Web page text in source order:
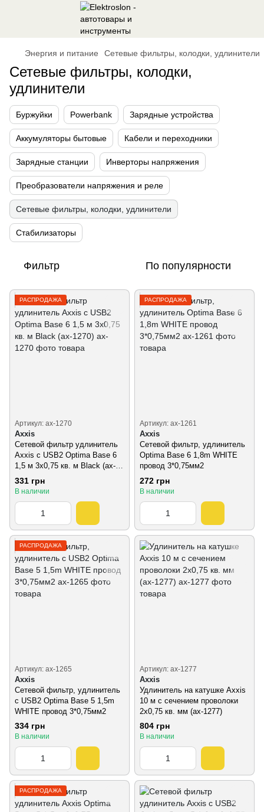
Энергия и питание Сетевые фильтры, колодки, удлинители
Сетевые фильтры, колодки,
удлинители
Буржуйки Powerbank Зарядные устройства
Аккумуляторы бытовые Кабели и переходники
Зарядные станции Инверторы напряжения
Преобразователи напряжения и реле
Сетевые фильтры, колодки, удлинители
Стабилизаторы
Фильтр По популярности
РАСПРОДАЖА
Артикул: ax-1270
Axxis
Сетевой фильтр удлинитель
Axxis с USB2 Optima Base 6
1,5 м 3х0,75 кв. м Black (ax-
1270)
331 грн
В наличии
РАСПРОДАЖА
Артикул: ax-1261
Axxis
Сетевой фильтр, удлинитель
Optima Base 6 1,8m WHITE
провод 3*0,75мм2
272 грн
В наличии
РАСПРОДАЖА
Артикул: ax-1265
Axxis
Сетевой фильтр, удлинитель
с USB2 Optima Base 5 1,5m
WHITE провод 3*0,75мм2
334 грн
В наличии
Артикул: ax-1277
Axxis
Удлинитель на катушке Axxis
10 м с сечением проволоки
2х0,75 кв. мм (ax-1277)
804 грн
В наличии
РАСПРОДАЖА